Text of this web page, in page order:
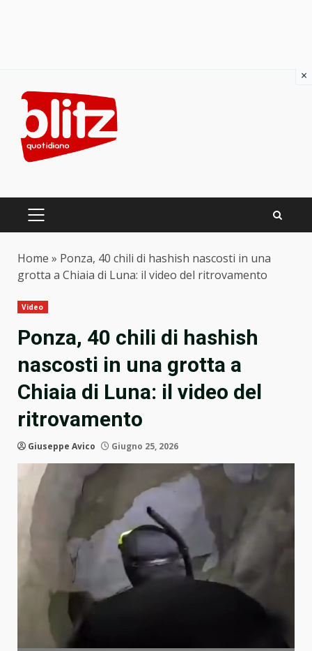
content
PRIMARY
Home » Ponza, 40 chili di hashish nascosti in una
grotta a Chiaia di Luna: il video del ritrovamento
Video
Ponza, 40 chili di hashish
nascosti in una grotta a
Chiaia di Luna: il video del
ritrovamento
Giuseppe Avico Giugno 25, 2026
×